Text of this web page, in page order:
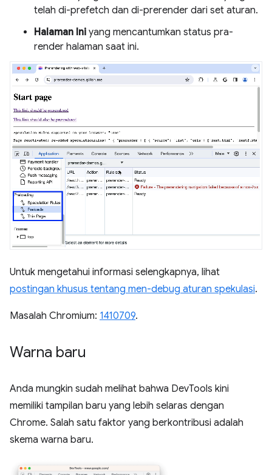
telah di-prefetch dan di-prerender dari set aturan.
Halaman Ini yang mencantumkan status pra-
render halaman saat ini.
Untuk mengetahui informasi selengkapnya, lihat
postingan khusus tentang men-debug aturan spekulasi.
Masalah Chromium: 1410709.
Warna baru
Anda mungkin sudah melihat bahwa DevTools kini
memiliki tampilan baru yang lebih selaras dengan
Chrome. Salah satu faktor yang berkontribusi adalah
skema warna baru.